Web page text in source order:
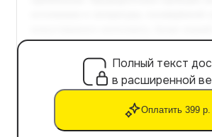
Полный текст
в расширенной
Оплатить 399 р.